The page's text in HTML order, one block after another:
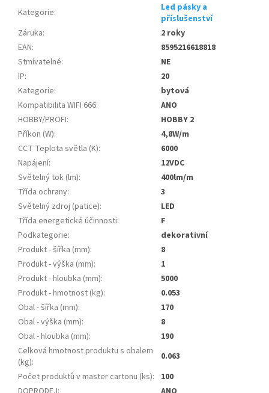
Kategorie:
Led pásky a
příslušenství
Záruka:
2 roky
EAN:
8595216618818
Stmívatelné:
NE
IP:
20
Kategorie:
bytová
Kompatibilita WIFI 666:
ANO
HOBBY/PROFI:
HOBBY 2
Příkon (W):
4,8W/m
CCT Teplota světla (K):
6000
Napájení:
12VDC
Světelný tok (lm):
400lm/m
Třída ochrany:
3
Světelný zdroj (patice):
LED
Třída energetické účinnosti:
F
Podkategorie:
dekorativní
Produkt - šířka (mm):
8
Produkt - výška (mm):
1
Produkt - hloubka (mm):
5000
Produkt - hmotnost (kg):
0.053
Obal - šířka (mm):
170
Obal - výška (mm):
8
Obal - hloubka (mm):
190
Celková hmotnost produktu s obalem
(kg):
0.063
Počet produktů v master cartonu (ks):
100